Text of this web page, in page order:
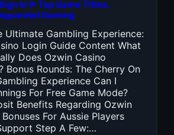
In ᐉ Top Game Titles,
Gaming
Ultimate Gambling Experience:
Login Guide Content What
Does Ozwin Casino
Bonus Rounds: The Cherry On
Experience Can I
For Free Game Mode?
Benefits Regarding Ozwin
For Aussie Players
Step A Few:…